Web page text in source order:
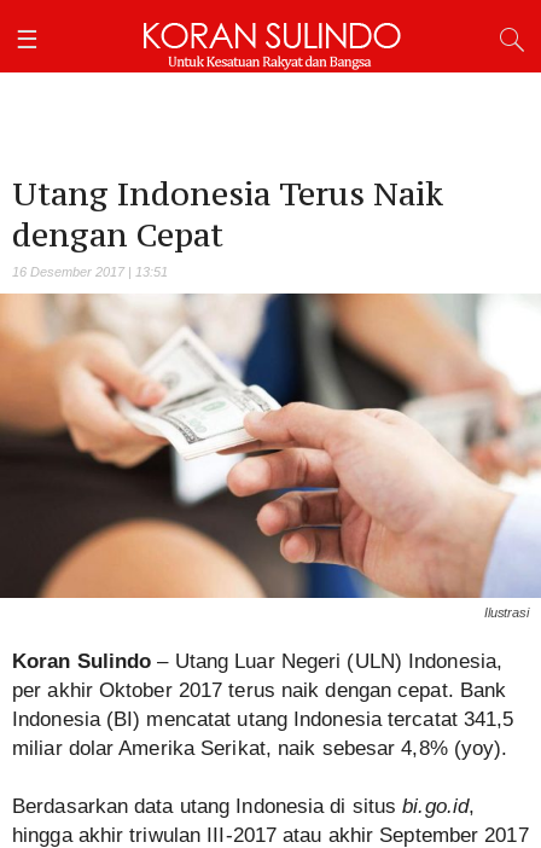
Utang Indonesia Terus Naik
dengan Cepat
16 Desember 2017 | 13:51
Ilustrasi
Koran Sulindo – Utang Luar Negeri (ULN) Indonesia,
per akhir Oktober 2017 terus naik dengan cepat. Bank
Indonesia (BI) mencatat utang Indonesia tercatat 341,5
miliar dolar Amerika Serikat, naik sebesar 4,8% (yoy).
Berdasarkan data utang Indonesia di situsbi.go.id,
hingga akhir triwulan III-2017 atau akhir September 2017